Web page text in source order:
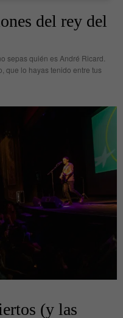
del rey del
sepas quién es André Ricard.
que lo hayas tenido entre tus
(y las